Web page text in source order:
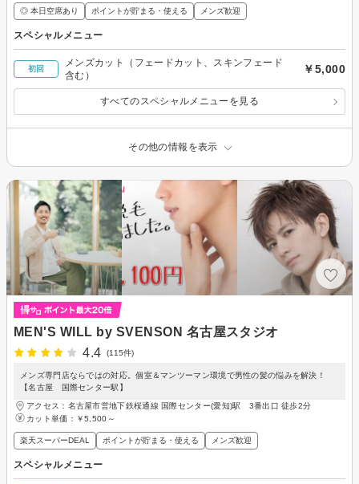
◎ 本日空席あり ポイントが貯まる・使える メンズ歓迎
スペシャルメニュー
初回
メンズカット（フェードカット、スキンフェード
含む）
￥5,000
すべてのスペシャルメニューを見る
その他の情報を表示
MEN'S WILL by SVENSON 名古屋スタジオ
4.4
(115件)
メンズ専門店ならではの対応。個室＆マンツーマン環境で男性の髪の悩みを解決！
【名古屋 国際センター駅】
アクセス：名古屋市営地下鉄桜通線 国際センター(愛知)駅 3番出口 徒歩2分
カット単価： ￥5,500～
楽天スーパーDEAL ポイントが貯まる・使える メンズ歓迎
スペシャルメニュー